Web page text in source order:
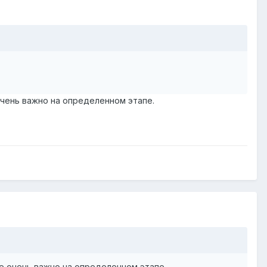
важно на определенном этапе.